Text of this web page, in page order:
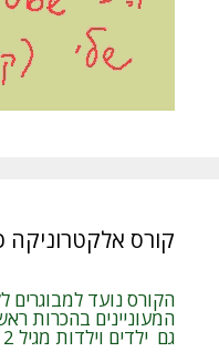
קורס אלקטרוניקה
הקורס נועד למבוגרים
המעוניינים בהכרות
גם ילדים וילדות מגיל 12 יוכלו ליהנות מרוב התכנים.